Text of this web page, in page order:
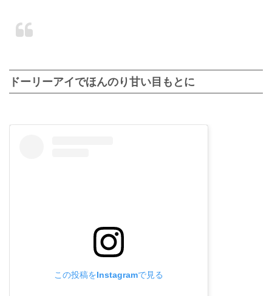
ドーリーアイでほんのり甘い目もとに
この投稿をInstagramで見る